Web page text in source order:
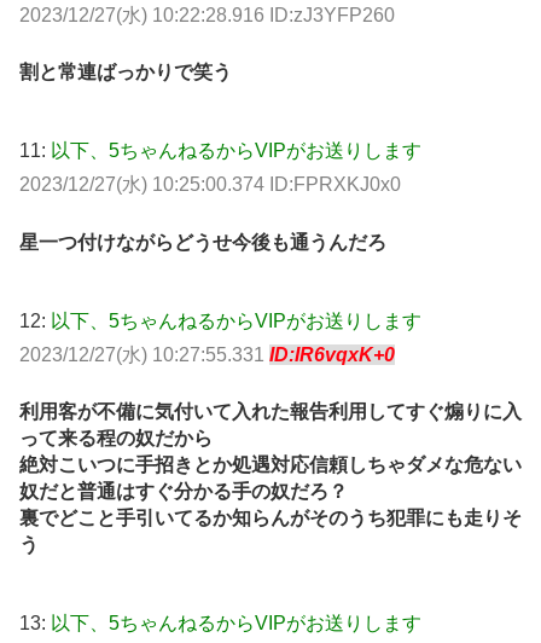
2023/12/27(水) 10:22:28.916 ID:zJ3YFP260
割と常連ばっかりで笑う
11: 以下、5ちゃんねるからVIPがお送りします
2023/12/27(水) 10:25:00.374 ID:FPRXKJ0x0
星一つ付けながらどうせ今後も通うんだろ
12: 以下、5ちゃんねるからVIPがお送りします
2023/12/27(水) 10:27:55.331 ID:IR6vqxK+0
利用客が不備に気付いて入れた報告利用してすぐ煽りに入
って来る程の奴だから
絶対こいつに手招きとか処遇対応信頼しちゃダメな危ない
奴だと普通はすぐ分かる手の奴だろ？
裏でどこと手引いてるか知らんがそのうち犯罪にも走りそ
う
13: 以下、5ちゃんねるからVIPがお送りします